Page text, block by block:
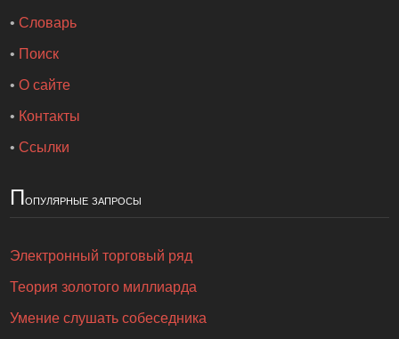
•Словарь
• Поиск
•О сайте
• Контакты
•Ссылки
Популярные запросы
Электронный торговый ряд
Теория золотого миллиарда
Умение слушать собеседника